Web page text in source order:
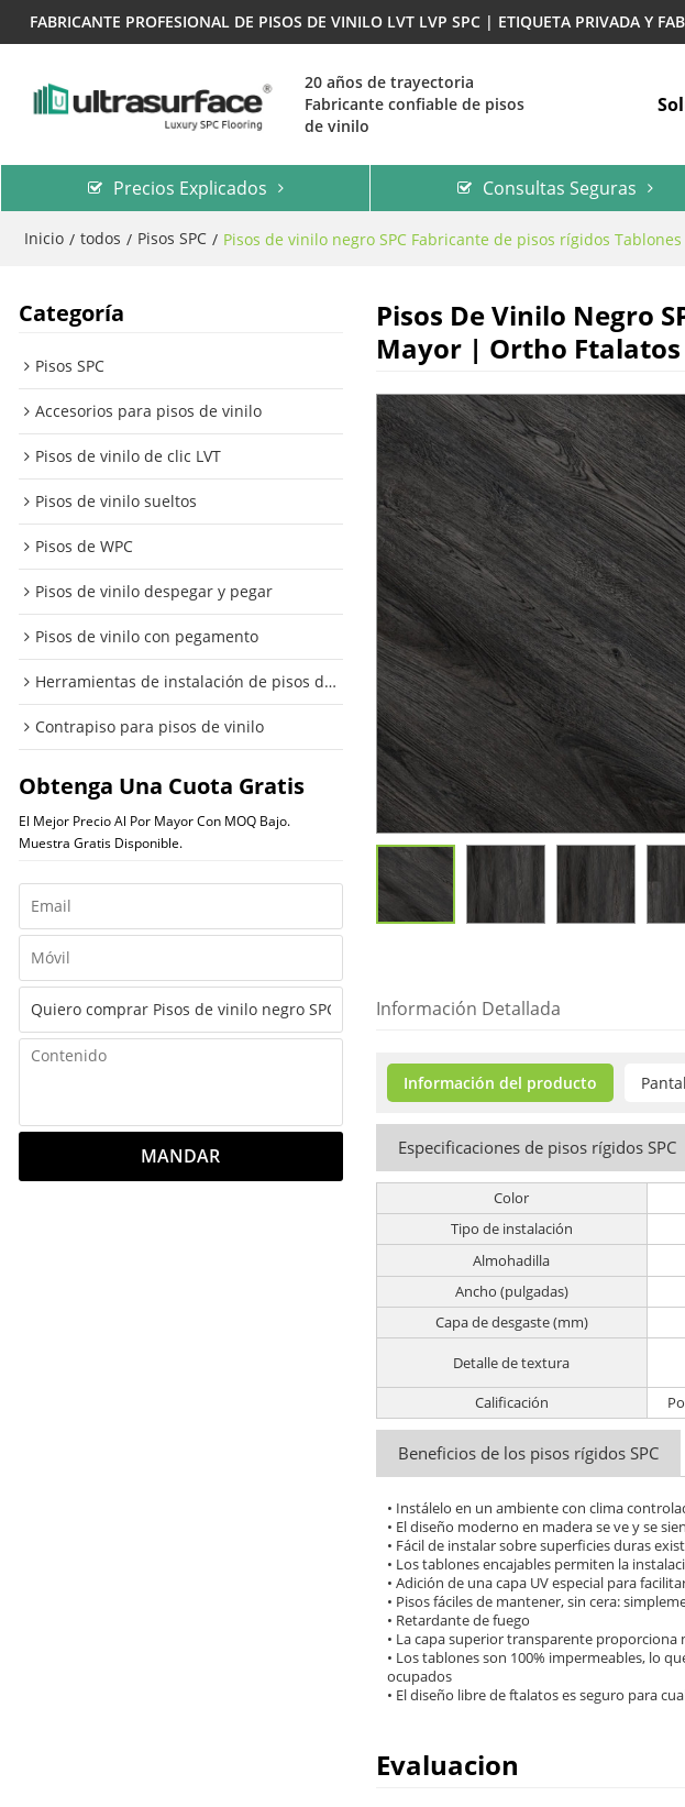
FABRICANTE PROFESIONAL DE PISOS DE VINILO LVT LVP SPC | ETIQUETA PRIVADA Y
20 años de trayectoria
Fabricante confiable de pisos
de vinilo
Precios Explicados Consultas Seguras
Inicio / todos / Pisos SPC / Pisos de vinilo negro SPC Fabricante de pisos rígidos
Categoría
Pisos SPC
Accesorios para pisos de vinilo
Pisos de vinilo de clic LVT
Pisos de vinilo sueltos
Pisos de WPC
Pisos de vinilo despegar y pegar
Pisos de vinilo con pegamento
Herramientas de instalación de pisos de vinilo
Contrapiso para pisos de vinilo
Obtenga Una Cuota Gratis
El Mejor Precio Al Por Mayor Con MOQ Bajo.
Muestra Gratis Disponible.
MANDAR
Pisos De Vinilo Negro
Mayor | Ortho Ftalatos
Información Detallada
Información del producto
Especificaciones de pisos rígidos SPC
Color
Tipo de instalación
Almohadilla
Ancho (pulgadas)
Capa de desgaste (mm)
Detalle de textura
Calificación
Beneficios de los pisos rígidos SPC
• Instálelo en un ambiente con clima
• El diseño moderno en madera se ve y se
• Fácil de instalar sobre superficies duras
• Los tablones encajables permiten la
• Adición de una capa UV especial para
• Pisos fáciles de mantener, sin cera:
• Retardante de fuego
• La capa superior transparente
• Los tablones son 100% impermeables, lo
ocupados
• El diseño libre de ftalatos es seguro para
Evaluacion